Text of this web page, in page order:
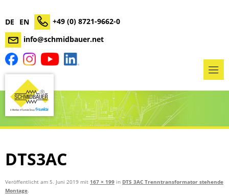
DE EN
+49 (0) 8721-9662-0
info@schmidbauer.net
DTS3AC
Veröffentlicht am 5. Juni 2019 mit 167 × 199 in DTS 3AC Trenntransformator stehende
Montage.